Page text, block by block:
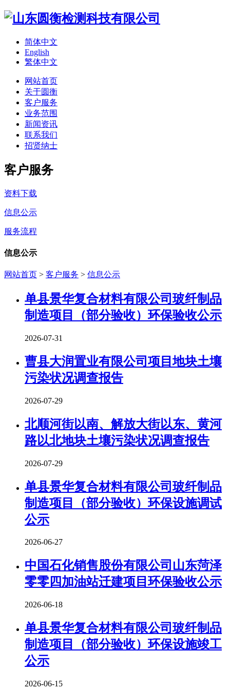
简体中文
English
繁体中文
网站首页
关于圆衡
客户服务
业务范围
新闻资讯
联系我们
招贤纳士
客户服务
资料下载
信息公示
服务流程
信息公示
网站首页 > 客户服务 > 信息公示
单县景华复合材料有限公司玻纤制品
制造项目（部分验收）环保验收公示
2026-07-31
曹县大润置业有限公司项目地块土壤
污染状况调查报告
2026-07-29
北顺河街以南、解放大街以东、黄河
路以北地块土壤污染状况调查报告
2026-07-29
单县景华复合材料有限公司玻纤制品
制造项目（部分验收）环保设施调试
公示
2026-06-27
中国石化销售股份有限公司山东菏泽
零零四加油站迁建项目环保验收公示
2026-06-18
单县景华复合材料有限公司玻纤制品
制造项目（部分验收）环保设施竣工
公示
2026-06-15